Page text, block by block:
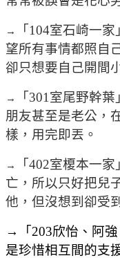
→
「104室石崎一
望所有事情都照自
卻只想要自己開間
→
「301室尾野幹
朋友甚至是老公，
樣，用完即丟。
→
「402室榎本一
亡，所以只好把兒
他，但沒想到卻受
→「 203欣怡、阿
是珍惜相互間的支